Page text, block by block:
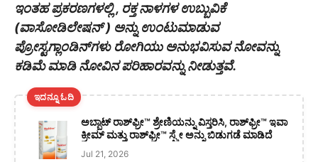
ಇಂತಹ ಪ್ರಕರಣಗಳಲ್ಲಿ , ರಕ್ತ ನಾಳಗಳ ಉಬ್ಬುವಿಕೆ
(ವಾಸೋಡಿಲೇಷನ್ ) ಅನ್ನು ಉಂಟುಮಾಡುವ
ಪ್ರೋಸ್ಟಗ್ಲಾಂಡಿನ್‌ಗಳು ರೋಗಿಯು ಅನುಭವಿಸುವ ನೋವನ್ನು
ಕಡಿಮೆ ಮಾಡಿ ನೋವಿನ ಪರಿಹಾರವನ್ನು ನೀಡುತ್ತವೆ.
ಇದನ್ನೂ ಓದಿ
ಅಬ್ಬಾಟ್ ರಾಶ್‌ಫ್ರೀ™️ ಶ್ರೇಣಿಯನ್ನು ವಿಸ್ತರಿಸಿ, ರಾಶ್‌ಫ್ರೀ™️ ಇವಾ
ಕ್ರೀಮ್ ಮತ್ತು ರಾಶ್‌ಫ್ರೀ™️ ಸ್ಪ್ರೇ ಅನ್ನು ಬಿಡುಗಡೆ ಮಾಡಿದೆ
Jul 21, 2026